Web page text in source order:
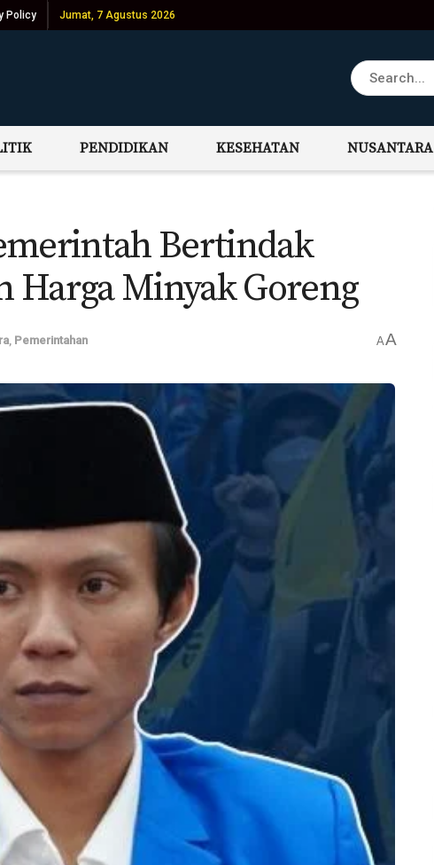
Policy Jumat, 7 Agustus 2026
PENDIDIKAN KESEHATAN NUSANTARA
Bertindak
Harga Minyak Goreng
Pemerintahan AA